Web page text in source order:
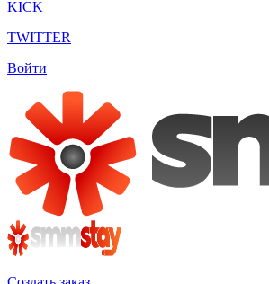
KICK
TWITTER
Войти